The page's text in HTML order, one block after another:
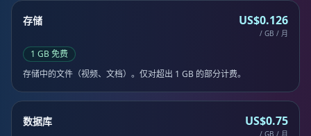
存储 US$0.126
/ GB / 月
1 GB 免费
存储中的文件（视频、文档）。仅对超出 1 GB 的部分计费。
数据库 US$0.75
/ GB / 月